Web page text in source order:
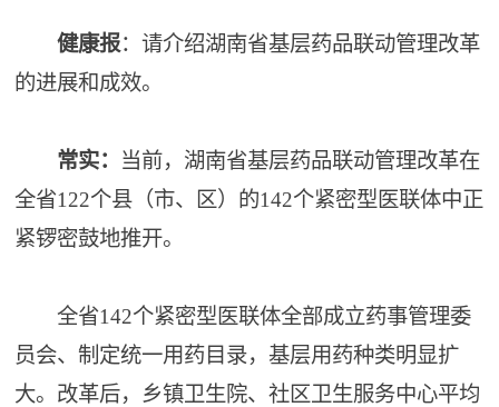
健康报：请介绍湖南省基层药品联动管理改革
的进展和成效。
常实： 当前，湖南省基层药品联动管理改革在
全省122个县（市、区）的142个紧密型医联体中正
紧锣密鼓地推开。
全省142个紧密型医联体全部成立药事管理委
员会、制定统一用药目录，基层用药种类明显扩
大。改革后，乡镇卫生院、社区卫生服务中心平均